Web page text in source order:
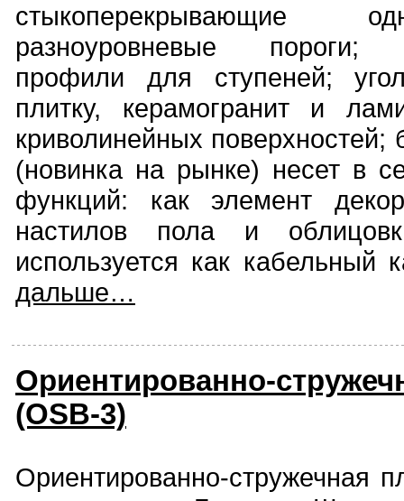
стыкоперекрывающие
разноуровневые пороги;
профили для ступеней;
плитку, керамогранит и
криволинейных
(новинка на рынке) несет в
функций: как элемент
настилов пола и
используется как кабельный
дальше…
Ориентированно-
(OSB-3)
Ориентированно-стружечная